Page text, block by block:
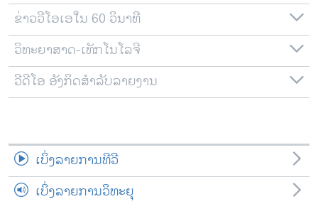
ຂ່າວວີໂອເອໃນ 60 ວິນາທີ
ວິທະຍາສາດ-ເທັກໂນໂລຈີ
ວີດີໂອ ອັງກິດສຳລັບລາຍງານ
ເບິ່ງລາຍການທີວີ
ເບິ່ງລາຍການວິທະຍຸ